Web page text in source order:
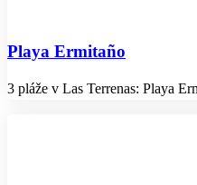
Playa Ermitaño
3 pláže v Las Terrenas: Playa